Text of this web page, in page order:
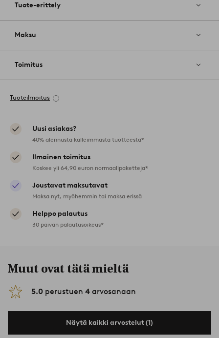
Tuote-erittely
Maksu
Toimitus
Tuoteilmoitus
Uusi asiakas?
40% alennusta kalleimmasta tuotteesta*
Ilmainen toimitus
Koskee yli 64,90 euron normaalipaketteja*
Joustavat maksutavat
Maksa nyt, myöhemmin tai maksa erissä
Helppo palautus
30 päivän palautusoikeus*
Muut ovat tätä mieltä
5.0 perustuen 4 arvosanaan
Näytä kaikki arvostelut (1)